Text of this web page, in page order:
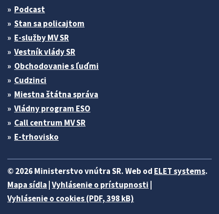
Podcast
Stan sa policajtom
E-služby MV SR
Vestník vlády SR
Obchodovanie s ľuďmi
Cudzinci
Miestna štátna správa
Vládny program ESO
Call centrum MV SR
E-trhovisko
© 2026 Ministerstvo vnútra SR. Web od ELET systems.
Mapa sídla Vyhlásenie o prístupnosti
Vyhlásenie o cookies (PDF, 398 kB)